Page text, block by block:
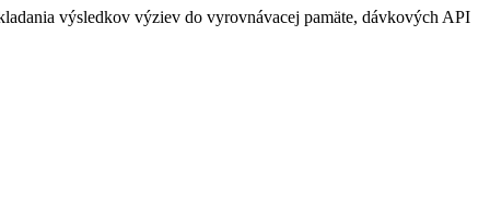
výsledkov výziev do vyrovnávacej pamäte, dávkových API